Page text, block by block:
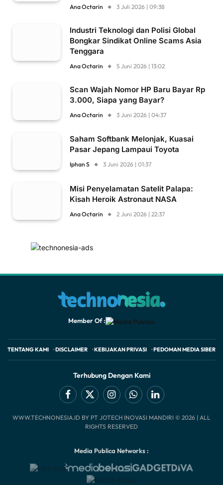
Ana Octarin 3 Juli 2026 | 09:38
Industri Teknologi dan Polisi Global
Bongkar Sindikat Online Scams Asia
Tenggara
Ana Octarin 5 Juni 2026 | 13:02
Scan Wajah Nomor HP Baru Bayar Rp
3.000, Siapa yang Bayar?
Ana Octarin 3 Juni 2026 | 04:37
Saham Softbank Melonjak, Kuasai
Pasar Jepang Lampaui Toyota
Iphan S 3 Juni 2026 | 01:37
Misi Penyelamatan Satelit Palapa:
Kisah Heroik Astronaut NASA
Ana Octarin 2 Juni 2026 | 22:37
Member Of :
TENTANG KAMI DISCLAIMER KEBIJAKAN PRIVASI PEDOMAN MEDIA SIBER
Terhubung Dengan Kami
Facebook
X
(Twitter)
InstagramWhatsAppLinkedIn
WWW.TECHNONESIA.ID BY PT JOTECH INOVASI MANDIRI © 2026 | ALL
RIGHTS RESERVED
Media Publica Networks :